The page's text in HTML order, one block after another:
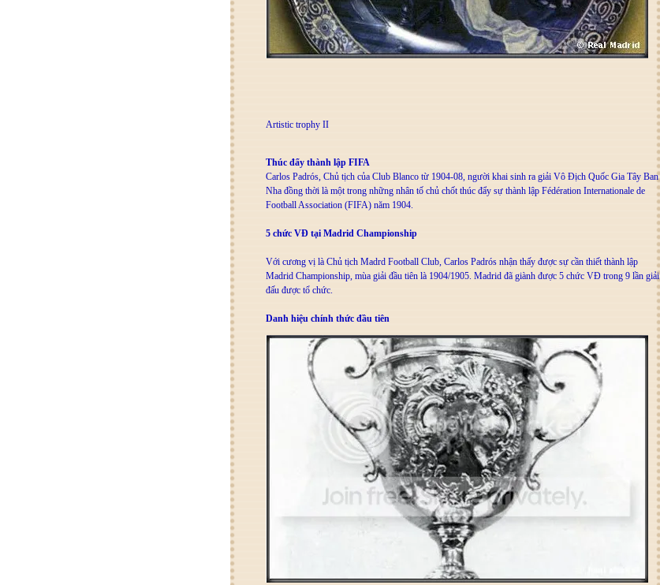
Artistic trophy II
Thúc đẩy thành lập FIFA
Carlos Padrós, Chủ tịch của Club Blanco từ 1904-08, người khai sinh ra giải Vô Địch Quốc Gia Tây Ban
Nha đồng thời là một trong những nhân tố chủ chốt thúc đẩy sự thành lập Fédération Internationale de
Football Association (FIFA) năm 1904.
5 chức VĐ tại Madrid Championship
Với cương vị là Chủ tịch Madrd Football Club, Carlos Padrós nhận thấy được sự cần thiết thành lập
Madrid Championship, mùa giải đầu tiên là 1904/1905. Madrid đã giành được 5 chức VĐ trong 9 lần giải
đấu được tổ chức.
Danh hiệu chính thức đầu tiên